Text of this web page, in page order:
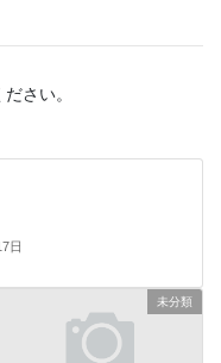
ださい。
日
未分類